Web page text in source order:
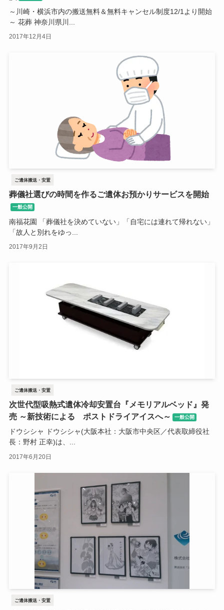
～川崎・横浜市内の搬送無料＆無料キャンセル制度12/1より開始
～ 花葬 神奈川県川...
2017年12月4日
ご遺体搬送・安置
葬儀社選びの時間を作るご遺体お預かりサービスを開始
一般公開
南福花園 「葬儀社を決めていない」「自宅には連れて帰れない」
「故人と別れをゆっ...
2017年9月2日
ご遺体搬送・安置
次世代型吸熱式遺体冷却安置台『メモリアルベッド』発
売 ～新技術による ポストドライアイスへ～
一般公開
ドウシシャ ドウシシャ(大阪本社：大阪市中央区／代表取締役社
長：野村 正幸)は、...
2017年6月20日
ご遺体搬送・安置